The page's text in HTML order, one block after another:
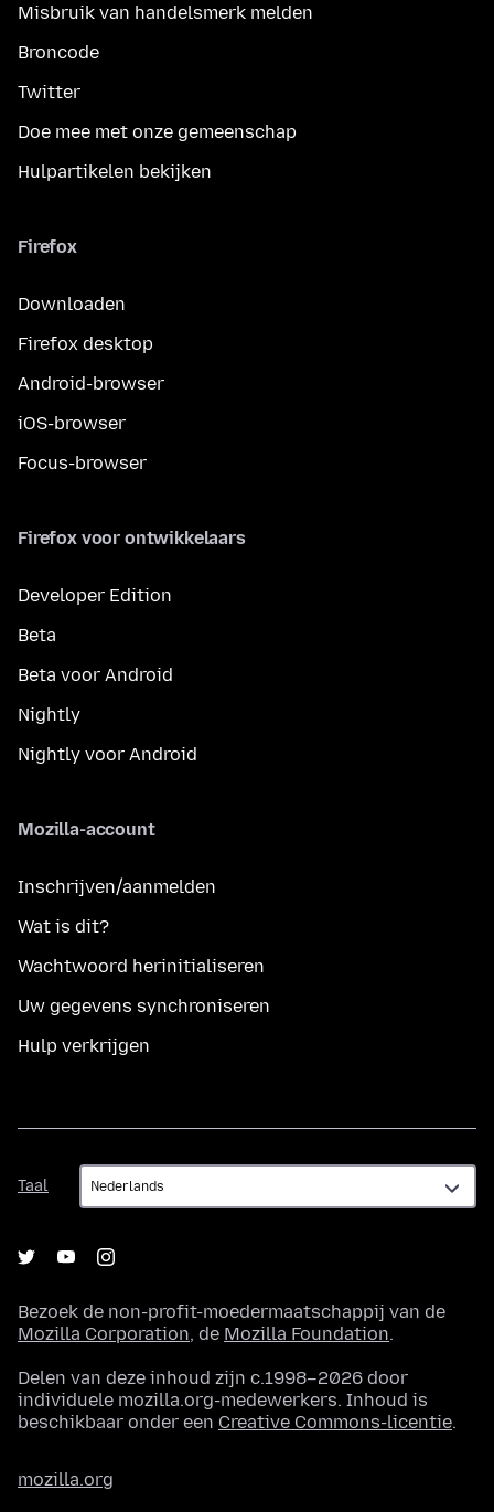
Misbruik van handelsmerk melden
Broncode
Twitter
Doe mee met onze gemeenschap
Hulpartikelen bekijken
Firefox
Downloaden
Firefox desktop
Android-browser
iOS-browser
Focus-browser
Firefox voor ontwikkelaars
Developer Edition
Beta
Beta voor Android
Nightly
Nightly voor Android
Mozilla-account
Inschrijven/aanmelden
Wat is dit?
Wachtwoord herinitialiseren
Uw gegevens synchroniseren
Hulp verkrijgen
Taal
Taal
Bezoek de non-profit-moedermaatschappij van de
Mozilla Corporation, de Mozilla Foundation.
Delen van deze inhoud zijn c.1998–2026 door
individuele mozilla.org-medewerkers. Inhoud is
beschikbaar onder een Creative Commons-licentie.
mozilla.org